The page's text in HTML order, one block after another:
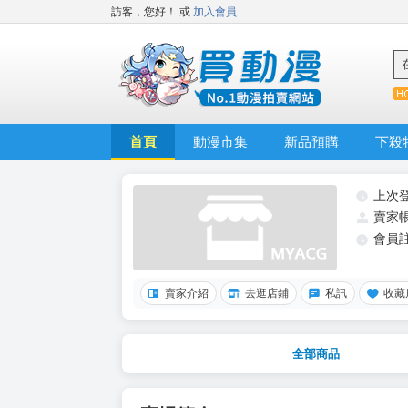
訪客，您好！ 或 加入會員
首頁 動漫市集 新品預購 下殺
上次
賣家
會員
賣家介紹 去逛店鋪 私訊 收藏
全部商品